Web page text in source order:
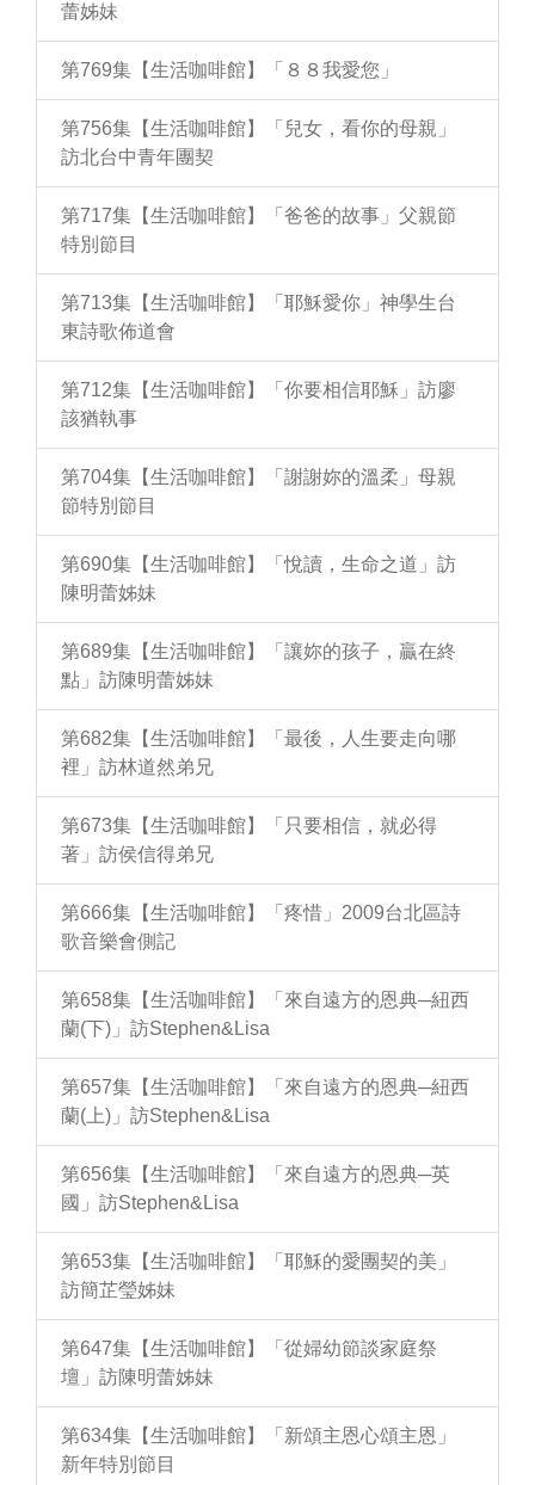
蕾姊妹
第769集【生活咖啡館】「８８我愛您」
第756集【生活咖啡館】「兒女，看你的母親」
訪北台中青年團契
第717集【生活咖啡館】「爸爸的故事」父親節
特別節目
第713集【生活咖啡館】「耶穌愛你」神學生台
東詩歌佈道會
第712集【生活咖啡館】「你要相信耶穌」訪廖
該猶執事
第704集【生活咖啡館】「謝謝妳的溫柔」母親
節特別節目
第690集【生活咖啡館】「悅讀，生命之道」訪
陳明蕾姊妹
第689集【生活咖啡館】「讓妳的孩子，贏在終
點」訪陳明蕾姊妹
第682集【生活咖啡館】「最後，人生要走向哪
裡」訪林道然弟兄
第673集【生活咖啡館】「只要相信，就必得
著」訪侯信得弟兄
第666集【生活咖啡館】「疼惜」2009台北區詩
歌音樂會側記
第658集【生活咖啡館】「來自遠方的恩典─紐西
蘭(下)」訪Stephen&Lisa
第657集【生活咖啡館】「來自遠方的恩典─紐西
蘭(上)」訪Stephen&Lisa
第656集【生活咖啡館】「來自遠方的恩典─英
國」訪Stephen&Lisa
第653集【生活咖啡館】「耶穌的愛團契的美」
訪簡芷瑩姊妹
第647集【生活咖啡館】「從婦幼節談家庭祭
壇」訪陳明蕾姊妹
第634集【生活咖啡館】「新頌主恩心頌主恩」
新年特別節目